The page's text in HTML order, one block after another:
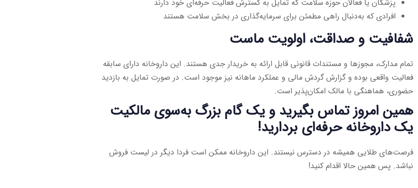
پزشکان یا فعالان حوزه سلامت که تمایل به گسترش فعالیت حرفه‌ای خود دارند
افرادی که به‌دنبال راهی مطمئن برای سرمایه‌گذاری در بخش سلامت هستند
شفافیت و صداقت، اولویت ماست
تمام مدارک، مجوزها و مستندات قانونی قابل ارائه به خریدار جدی هستند. این داروخانه دارای سابقه
فعالیت واقعی بوده و گزارش گردش مالی و عملکرد ماهانه نیز موجود است. در صورت تمایل به بازدید
حضوری، هماهنگی با مالک امکان‌پذیر است.
همین امروز تماس بگیرید و یک گام بزرگ به‌سوی مالکیت
یک داروخانه حرفه‌ای بردارید!
فرصت‌های طلایی همیشه در دسترس نیستند. این داروخانه ممکن است فردا دیگر در لیست فروش
نباشد. پس همین حالا اقدام کنید!